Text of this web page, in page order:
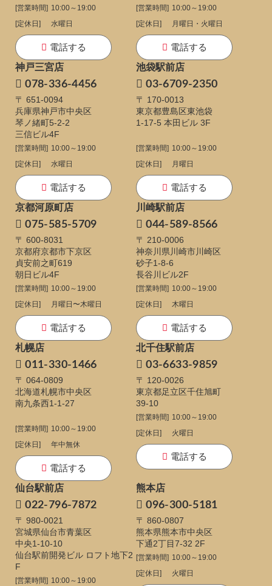
[営業時間] 10:00～19:00
[定休日]
水曜日
電話する
[営業時間] 10:00～19:00
[定休日]
月曜日・火曜日
電話する
神戸三宮店
078-336-4456
〒 651-0094
兵庫県神戸市中央区
琴ノ緒町5-2-2
三信ビル4F
[営業時間] 10:00～19:00
[定休日]
水曜日
電話する
池袋駅前店
03-6709-2350
〒 170-0013
東京都豊島区東池袋
1-17-5 本田ビル 3F
[営業時間] 10:00～19:00
[定休日]
月曜日
電話する
京都河原町店
075-585-5709
〒 600-8031
京都府京都市下京区
貞安前之町619
朝日ビル4F
[営業時間] 10:00～19:00
[定休日]
月曜日〜木曜日
電話する
川崎駅前店
044-589-8566
〒 210-0006
神奈川県川崎市川崎区
砂子1-8-6
長谷川ビル2F
[営業時間] 10:00～19:00
[定休日]
木曜日
電話する
札幌店
011-330-1466
〒 064-0809
北海道札幌市中央区
南九条西1-1-27
[営業時間] 10:00～19:00
[定休日]
年中無休
電話する
北千住駅前店
03-6633-9859
〒 120-0026
東京都足立区千住旭町
39-10
[営業時間] 10:00～19:00
[定休日]
火曜日
電話する
仙台駅前店
022-796-7872
〒 980-0021
宮城県仙台市青葉区
中央1-10-10
仙台駅前開発ビル ロフト地下2
F
[営業時間] 10:00～19:00
熊本店
096-300-5181
〒 860-0807
熊本県熊本市中央区
下通2丁目7-32 2F
[営業時間] 10:00～19:00
[定休日]
火曜日